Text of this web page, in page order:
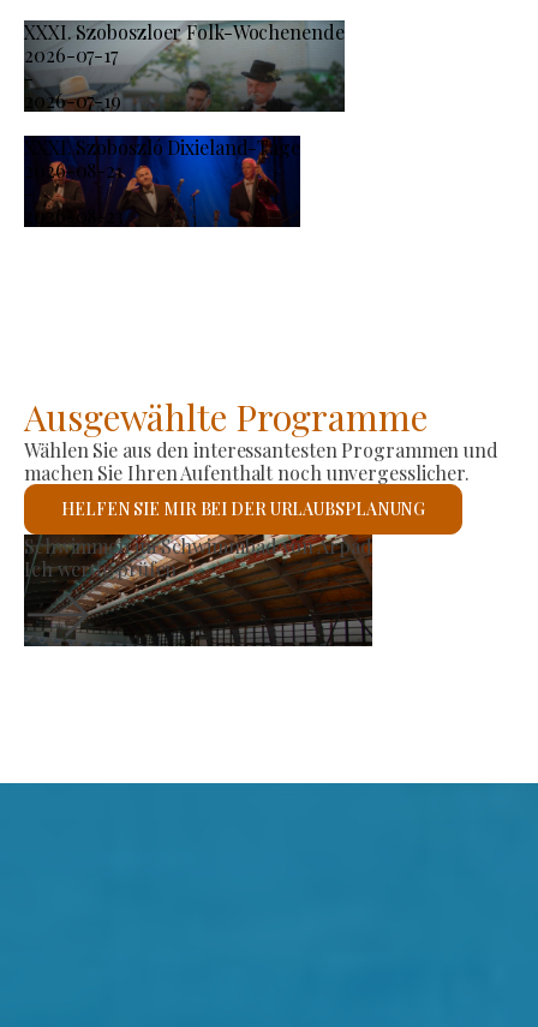
XXXI. Szoboszloer Folk-Wochenende
2026-07-17
-
2026-07-19
XXXI. Szoboszló Dixieland-Tage
2026-08-21
-
2026-08-23
Ausgewählte Programme
Wählen Sie aus den interessantesten Programmen und
machen Sie Ihren Aufenthalt noch unvergesslicher.
HELFEN SIE MIR BEI DER URLAUBSPLANUNG
Römisch-katholische Kirche St. László
Ich werde prüfen